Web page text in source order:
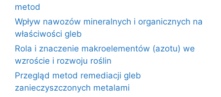
metod
Wpływ nawozów mineralnych i organicznych na
właściwości gleb
Rola i znaczenie makroelementów (azotu) we
wzroście i rozwoju roślin
Przegląd metod remediacji gleb
zanieczyszczonych metalami